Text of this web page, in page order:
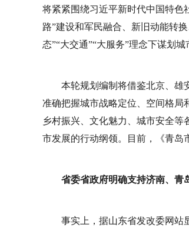
将紧紧围绕习近平新时代中国特色
路”建设和军民融合、新旧动能转
态”“大交通”“大服务”理念下谋划城
本轮规划编制将借鉴北京、雄
准确把握城市战略定位、空间格局
乡村振兴、文化魅力、城市安全
市发展的行动纲领。目前，《青岛
省委省政府明确支持济南、青
事实上，据山东省发改委网站